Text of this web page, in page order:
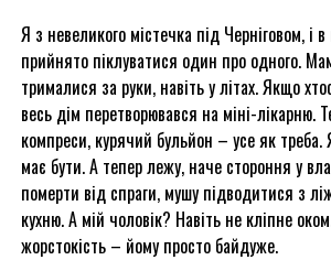
Я з невеликого містечка під Черніговом, і
прийнято піклуватися один про одного.
трималися за руки, навіть у літах. Якщо
весь дім перетворювався на міні-лікарню.
компреси, курячий бульйон – усе як
має бути. А тепер лежу, наче стороння у
померти від спраги, мушу підводитися з
кухню. А мій чоловік? Навіть не кліпне
жорстокість – йому просто байдуже.